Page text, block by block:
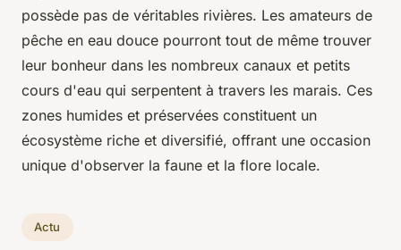
possède pas de véritables rivières. Les amateurs de
pêche en eau douce pourront tout de même trouver
leur bonheur dans les nombreux canaux et petits
cours d'eau qui serpentent à travers les marais. Ces
zones humides et préservées constituent un
écosystème riche et diversifié, offrant une occasion
unique d'observer la faune et la flore locale.
Actu